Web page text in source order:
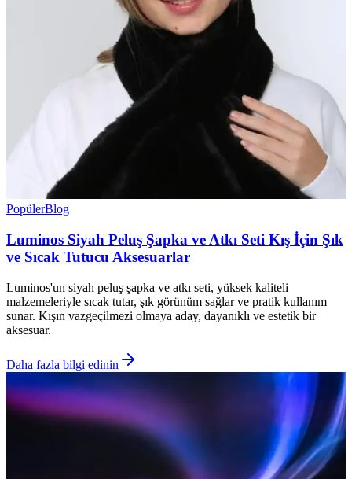
PopülerBlog
Luminos Siyah Peluş Şapka ve Atkı Seti Kış İçin Şık
ve Sıcak Tutucu Aksesuarlar
Luminos'un siyah peluş şapka ve atkı seti, yüksek kaliteli
malzemeleriyle sıcak tutar, şık görünüm sağlar ve pratik kullanım
sunar. Kışın vazgeçilmezi olmaya aday, dayanıklı ve estetik bir
aksesuar.
Daha fazla bilgi edinin